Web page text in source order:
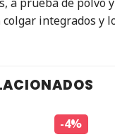
integrados y
-4%